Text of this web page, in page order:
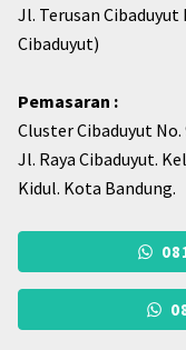
Jl. Terusan
Cibaduyut)
Pemasaran :
Cluster Cibaduyut No.
Jl. Raya Cibaduyut.
Kidul. Kota Bandung.